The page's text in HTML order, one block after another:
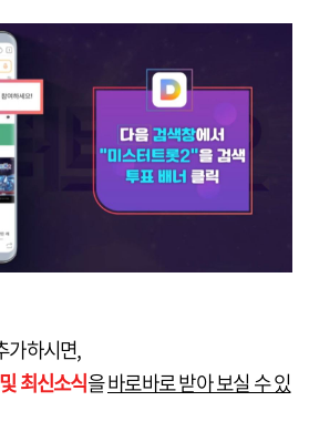
가하시면,
최신소식을바로바로 받아 보실 수 있